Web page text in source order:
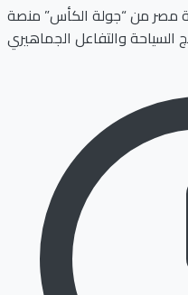
مصر من “جولة الكأس” منصة